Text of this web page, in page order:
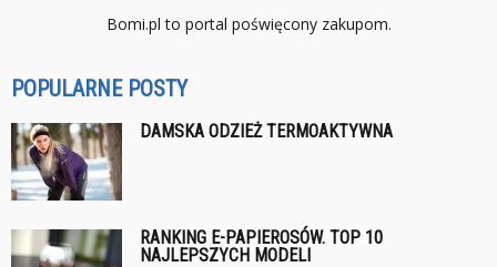
Bomi.pl to portal poświęcony zakupom.
POPULARNE POSTY
DAMSKA ODZIEŻ TERMOAKTYWNA
RANKING E-PAPIEROSÓW. TOP 10
NAJLEPSZYCH MODELI